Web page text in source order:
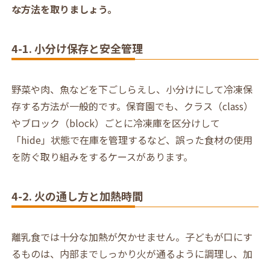
な方法を取りましょう。
4-1. 小分け保存と安全管理
野菜や肉、魚などを下ごしらえし、小分けにして冷凍保
存する方法が一般的です。保育園でも、クラス（class）
やブロック（block）ごとに冷凍庫を区分けして
「hide」状態で在庫を管理するなど、誤った食材の使用
を防ぐ取り組みをするケースがあります。
4-2. 火の通し方と加熱時間
離乳食では十分な加熱が欠かせません。子どもが口にす
るものは、内部までしっかり火が通るように調理し、加